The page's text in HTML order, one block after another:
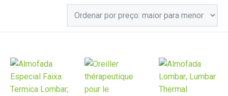
por
preço: